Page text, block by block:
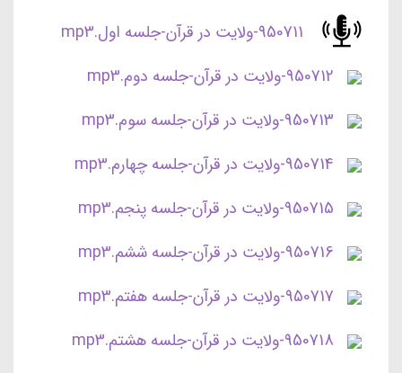
950711-ولایت در قرآن-جلسه اول.mp3
950712-ولایت در قرآن-جلسه دوم.mp3
950713-ولایت در قرآن-جلسه سوم.mp3
950714-ولایت در قرآن-جلسه چهارم.mp3
950715-ولایت در قرآن-جلسه پنجم.mp3
950716-ولایت در قرآن-جلسه ششم.mp3
950717-ولایت در قرآن-جلسه هفتم.mp3
950718-ولایت در قرآن-جلسه هشتم.mp3